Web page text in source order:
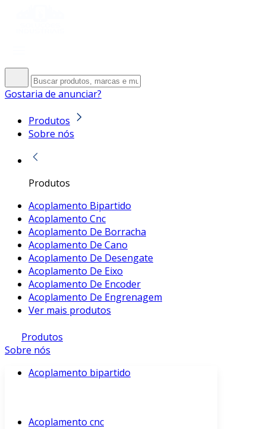
Gostaria de anunciar?
Produtos
Sobre nós
Produtos
Acoplamento Bipartido
Acoplamento Cnc
Acoplamento De Borracha
Acoplamento De Cano
Acoplamento De Desengate
Acoplamento De Eixo
Acoplamento De Encoder
Acoplamento De Engrenagem
Ver mais produtos
Produtos
Sobre nós
Acoplamento bipartido
Acoplamento cnc